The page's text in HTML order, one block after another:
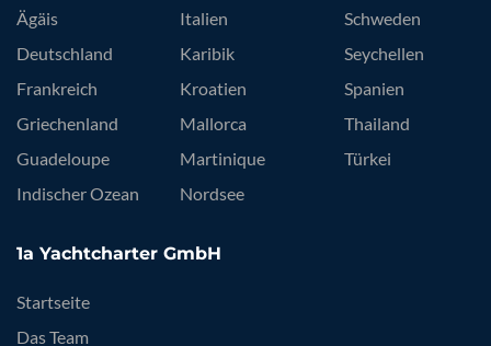
Ägäis
Deutschland
Frankreich
Griechenland
Guadeloupe
Indischer Ozean
Italien
Karibik
Kroatien
Mallorca
Martinique
Nordsee
Schweden
Seychellen
Spanien
Thailand
Türkei
1a Yachtcharter GmbH
Startseite
Das Team